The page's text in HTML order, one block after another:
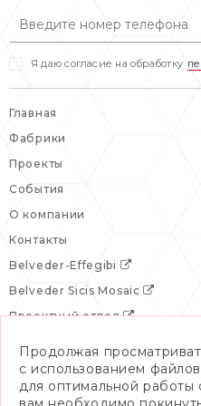
Я даю согласие на обработку
Главная
Фабрики
Проекты
События
О компании
Контакты
Belveder-Effegibi
Belveder Sicis Mosaic
Проектный отдел
Продолжая
с использованием
для оптимальной работы